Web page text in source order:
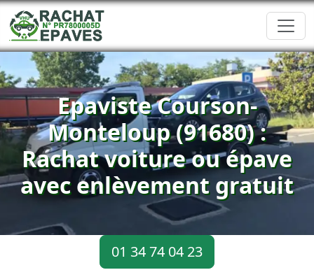
Epaviste Courson-
Monteloup (91680) :
Rachat voiture ou épave
avec enlèvement gratuit
01 34 74 04 23